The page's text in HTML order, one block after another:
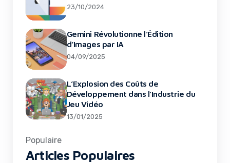
23/10/2024
Gemini Révolutionne l’Édition
d’Images par IA
04/09/2025
L’Explosion des Coûts de
Développement dans l’Industrie du
Jeu Vidéo
13/01/2025
Populaire
Articles Populaires